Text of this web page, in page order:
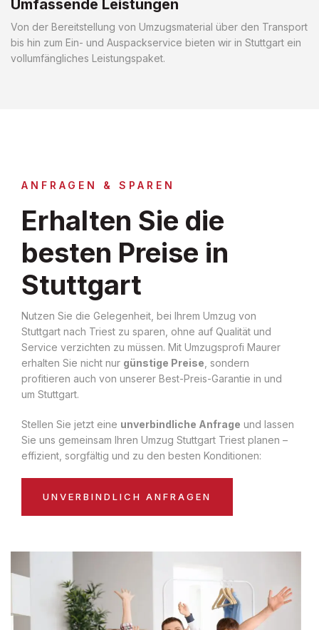
Umfassende Leistungen
Von der Bereitstellung von Umzugsmaterial über den Transport
bis hin zum Ein- und Auspackservice bieten wir in Stuttgart ein
vollumfängliches Leistungspaket.
ANFRAGEN & SPAREN
Erhalten Sie die
besten Preise in
Stuttgart
Nutzen Sie die Gelegenheit, bei Ihrem Umzug von
Stuttgart nach Triest zu sparen, ohne auf Qualität und
Service verzichten zu müssen. Mit Umzugsprofi Maurer
erhalten Sie nicht nur günstige Preise , sondern
profitieren auch von unserer Best-Preis-Garantie in und
um Stuttgart.
Stellen Sie jetzt eine unverbindliche Anfrage und lassen
Sie uns gemeinsam Ihren Umzug Stuttgart Triest planen –
effizient, sorgfältig und zu den besten Konditionen:
UNVERBINDLICH ANFRAGEN